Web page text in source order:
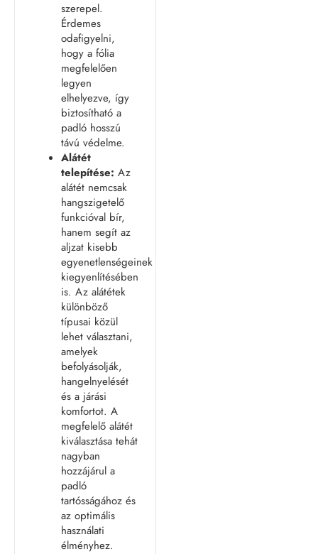
szerepel.
Érdemes
odafigyelni,
hogy a fólia
megfelelően
legyen
elhelyezve, így
biztosítható a
padló hosszú
távú védelme.
Alátét
telepítése: Az
alátét nemcsak
hangszigetelő
funkcióval bír,
hanem segít az
aljzat kisebb
egyenetlenségeinek
kiegyenlítésében
is. Az alátétek
különböző
típusai közül
lehet választani,
amelyek
befolyásolják,
hangelnyelését
és a járási
komfortot. A
megfelelő alátét
kiválasztása tehát
nagyban
hozzájárul a
padló
tartósságához és
az optimális
használati
élményhez.